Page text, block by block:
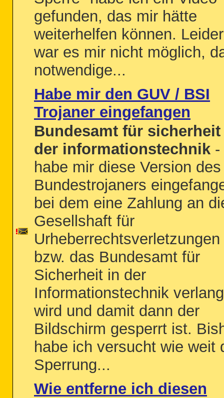
gefunden, das mir hätte
weiterhelfen können. Leider
war es mir nicht möglich,
notwendige...
Habe mir den GUV / BSI
Trojaner eingefangen
Bundesamt für
der informationstechnik -
habe mir diese Version des
Bundestrojaners
bei dem eine Zahlung an
Gesellshaft für
Urheberrechtsverletzungen
bzw. das Bundesamt für
Sicherheit in der
Informationstechnik
wird und damit dann der
Bildschirm gesperrt ist.
habe ich versucht wie weit
Sperrung...
Wie entferne ich diesen